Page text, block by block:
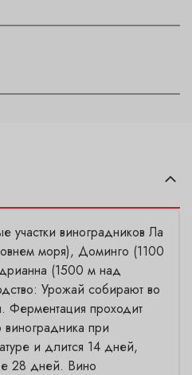
виноградников Ла
моря), Доминго (1100
(1500 м над
Урожай собирают во
Ферментация проходит
при
и длится 14 дней,
28 дней. Вино